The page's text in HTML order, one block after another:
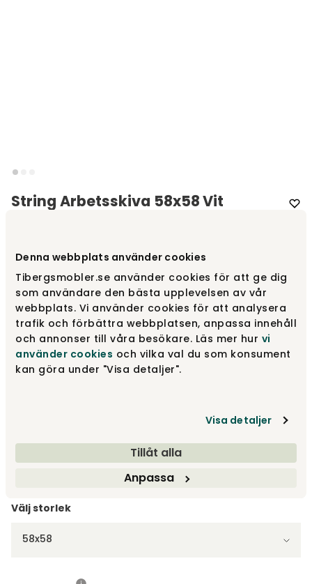
Denna webbplats använder cookies
Tibergsmobler.se använder cookies för att ge dig
som användare den bästa upplevelsen av vår
webbplats. Vi använder cookies för att analysera
trafik och förbättra webbplatsen, anpassa innehåll
och annonser till våra besökare. Läs mer hur vi
använder cookies och vilka val du som konsument
kan göra under "Visa detaljer".
Visa detaljer
Tillåt alla
Anpassa
String Arbetsskiva 58x58 Vit
Välj färgVit
Vit
Fåtal i lager
Mörkgrå
1 295 kr
Visa fler +5
Välj storlek
58x58